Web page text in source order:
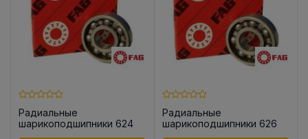
Радиальные
шарикоподшипники 624
Радиальные
шарикоподшипники 626